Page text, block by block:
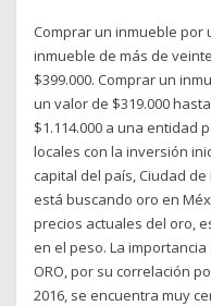
Comprar un inmueble por
inmueble de más de
$399.000. Comprar un
un valor de $319.000
$1.114.000 a una entidad
locales con la inversión
capital del país, Ciudad de
está buscando oro en
precios actuales del oro,
en el peso. La
ORO, por su correlación
2016, se encuentra muy